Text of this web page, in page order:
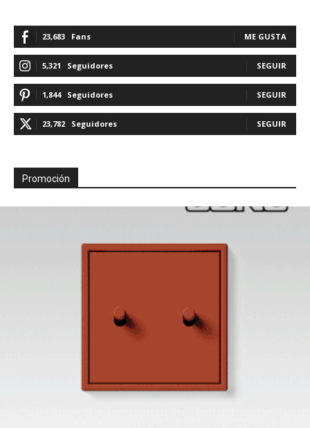
23,683 Fans ME GUSTA
5,321 Seguidores SEGUIR
1,844 Seguidores SEGUIR
23,782 Seguidores SEGUIR
Promoción